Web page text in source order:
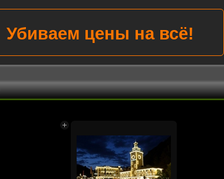
Убиваем цены на всё!